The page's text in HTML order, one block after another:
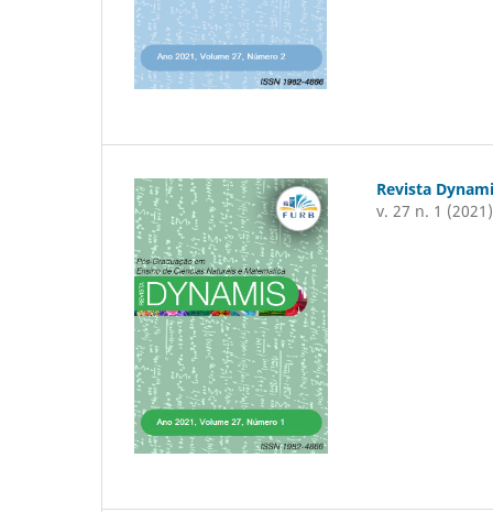
Revista
v. 27 n. 1 (2021)